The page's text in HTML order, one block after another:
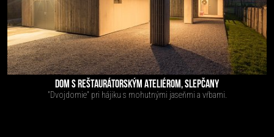
DOM S REŠTAURÁTORSKÝM ATELIÉROM, SLEPČANY
"Dvojdomie" pri hájiku s mohutnými jaseňmi a vŕbami.